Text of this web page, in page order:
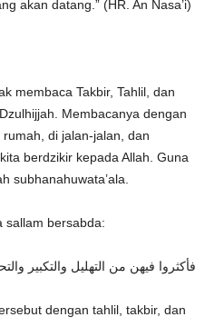
akan datang.” (HR. An Nasa’i)
membaca Takbir, Tahlil, dan
Membacanya dengan
di jalan-jalan, dan
berdzikir kepada Allah. Guna
subhanahuwata’ala.
sallam bersabda:
فأكثروا فيهن من التهليل والتكبير
dengan tahlil, takbir, dan